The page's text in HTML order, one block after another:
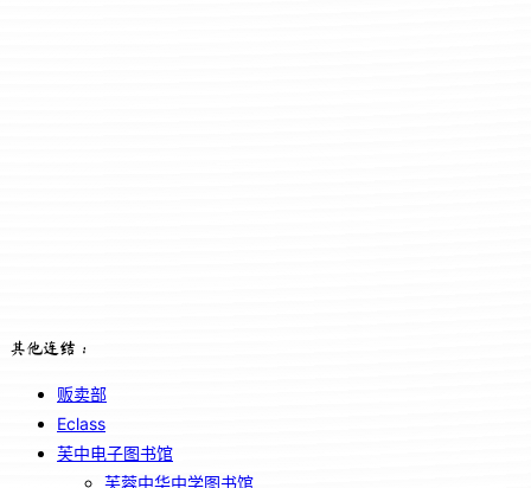
其他连结：
贩卖部
Eclass
芙中电子图书馆
芙蓉中华中学图书馆